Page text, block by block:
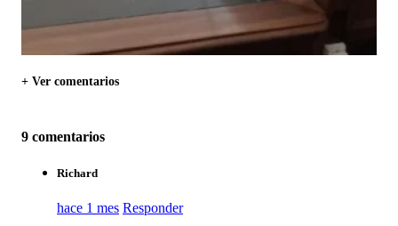
+ Ver comentarios
9 comentarios
Richard
hace 1 mes Responder